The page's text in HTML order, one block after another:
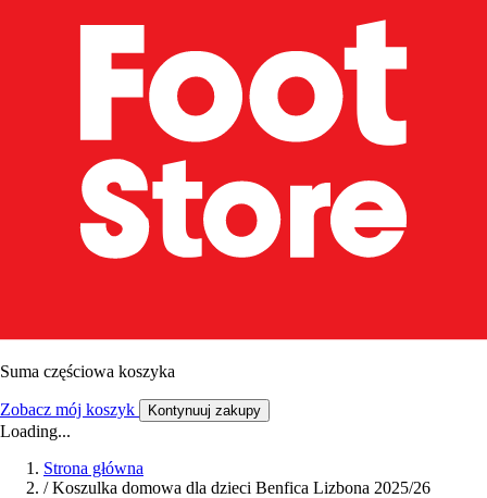
Suma częściowa koszyka
Zobacz mój koszyk Kontynuuj zakupy
Loading...
Strona główna
/ Koszulka domowa dla dzieci Benfica Lizbona 2025/26